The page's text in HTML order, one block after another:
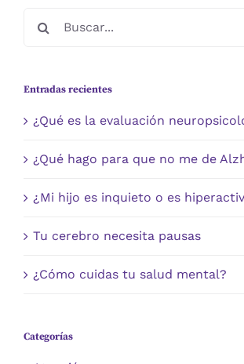
Entradas recientes
¿Qué es la evaluación
¿Qué hago para que no me de
¿Mi hijo es inquieto o es
Tu cerebro necesita pausas
¿Cómo cuidas tu salud mental?
Categorías